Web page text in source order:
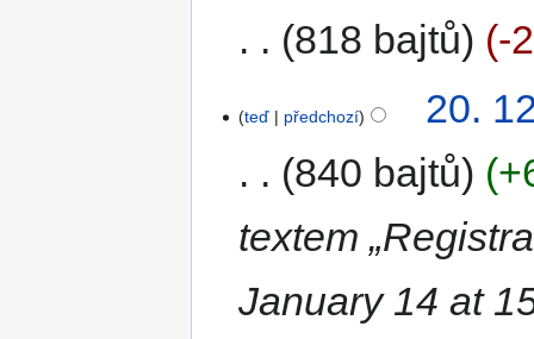
818 bajtů
-
teď předchozí
20.
840 bajtů
textem
January 14 at